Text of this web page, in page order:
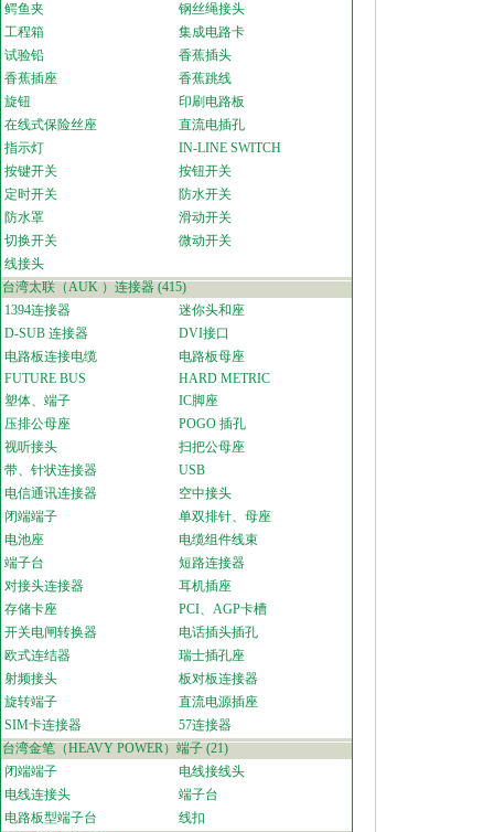
鳄鱼夹
钢丝绳接头
工程箱
集成电路卡
试验铅
香蕉插头
香蕉插座
香蕉跳线
旋钮
印刷电路板
在线式保险丝座
直流电插孔
指示灯
IN-LINE SWITCH
按键开关
按钮开关
定时开关
防水开关
防水罩
滑动开关
切换开关
微动开关
线接头
台湾太联（AUK ）连接器 (415)
1394连接器
迷你头和座
D-SUB 连接器
DVI接口
电路板连接电缆
电路板母座
FUTURE BUS
HARD METRIC
塑体、端子
IC脚座
压排公母座
POGO 插孔
视听接头
扫把公母座
带、针状连接器
USB
电信通讯连接器
空中接头
闭端端子
单双排针、母座
电池座
电缆组件线束
端子台
短路连接器
对接头连接器
耳机插座
存储卡座
PCI、AGP卡槽
开关电闸转换器
电话插头插孔
欧式连结器
瑞士插孔座
射频接头
板对板连接器
旋转端子
直流电源插座
SIM卡连接器
57连接器
台湾金笔（HEAVY POWER）端子 (21)
闭端端子
电线接线头
电线连接头
端子台
电路板型端子台
线扣